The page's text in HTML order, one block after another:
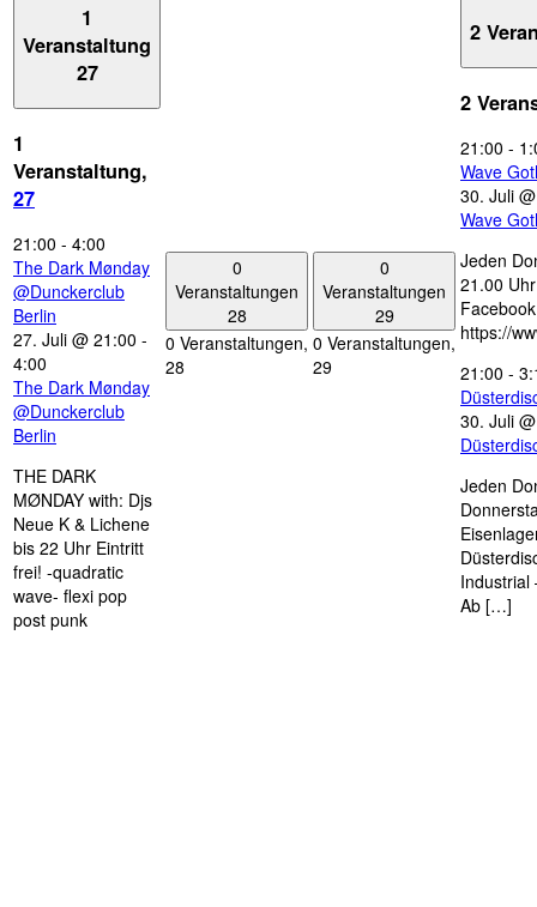
1
Veranstaltung
27
1
Veranstaltung,
27
21:00 - 4:00
The Dark Mønday
@Dunckerclub
Berlin
27. Juli @ 21:00 -
4:00
The Dark Mønday
@Dunckerclub
Berlin
THE DARK
MØNDAY with: Djs
Neue K & Lichene
bis 22 Uhr Eintritt
frei! -quadratic
wave- flexi pop
post punk
0
Veranstaltungen
28
0 Veranstaltungen,
28
0
Veranstaltungen
29
0 Veranstaltungen,
29
2
2
21:00 -
Wave
30. Juli
Wave
Jeden
21.00
https://
21:00 -
30. Juli
Jeden
Industrial
Ab […]